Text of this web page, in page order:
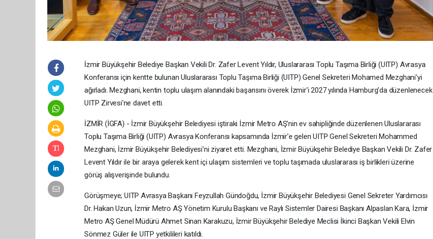
İzmir Büyükşehir Belediye Başkan Vekili Dr. Zafer Levent Yıldır, Uluslararası Toplu Taşıma Birliği (UITP) Avrasya
Konferansı için kentte bulunan Uluslararası Toplu Taşıma Birliği (UITP) Genel Sekreteri Mohamed Mezghani’yi
ağırladı. Mezghani, kentin toplu ulaşım alanındaki başarısını överek İzmir'i 2027 yılında Hamburg'da düzenlenecek
UITP Zirvesi'ne davet etti.
İZMİR (İGFA) - İzmir Büyükşehir Belediyesi iştiraki İzmir Metro AŞ'nin ev sahipliğinde düzenlenen Uluslararası
Toplu Taşıma Birliği (UITP) Avrasya Konferansı kapsamında İzmir'e gelen UITP Genel Sekreteri Mohammed
Mezghani, İzmir Büyükşehir Belediyesi'ni ziyaret etti. Mezghani, İzmir Büyükşehir Belediye Başkan Vekili Dr. Zafer
Levent Yıldır ile bir araya gelerek kent içi ulaşım sistemleri ve toplu taşımada uluslararası iş birlikleri üzerine
görüş alışverişinde bulundu.
Görüşmeye; UITP Avrasya Başkanı Feyzullah Gündoğdu, İzmir Büyükşehir Belediyesi Genel Sekreter Yardımcısı
Dr. Hakan Uzun, İzmir Metro AŞ Yönetim Kurulu Başkanı ve Raylı Sistemler Dairesi Başkanı Alpaslan Kara, İzmir
Metro AŞ Genel Müdürü Ahmet Sinan Karakuzu, İzmir Büyükşehir Belediye Meclisi İkinci Başkan Vekili Elvin
Sönmez Güler ile UITP yetkilileri katıldı.